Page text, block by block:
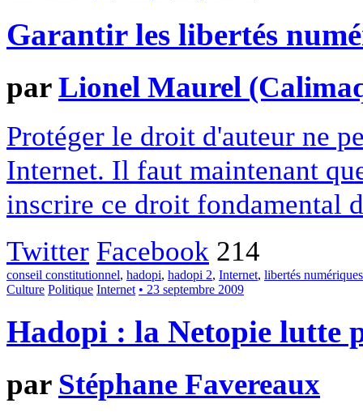
Garantir les libertés
parLionel Maurel
Protéger le droit d'auteur ne
Internet. Il faut maintenant
inscrire ce droit fondamental
Twitter Facebook 214
conseil constitutionnel, hadopi, hadopi 2, Internet, libertés numériques
Culture Politique Internet • 23 septembre 2009
Hadopi : la Netopie lutte
par Stéphane Favereaux